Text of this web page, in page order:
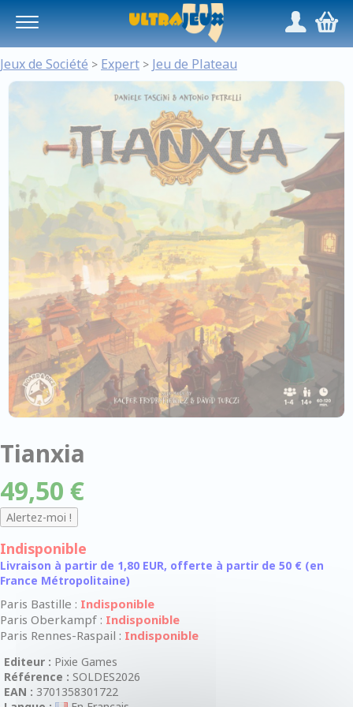
/,
Jeux de Société > Expert > Jeu de Plateau
Tianxia
49,50 €
Indisponible
Livraison à partir de 1,80 EUR, offerte à partir de 50 € (en
France Métropolitaine)
Paris Bastille : Indisponible
Paris Oberkampf : Indisponible
Paris Rennes-Raspail : Indisponible
Editeur : Pixie Games
Référence : SOLDES2026
EAN : 3701358301722